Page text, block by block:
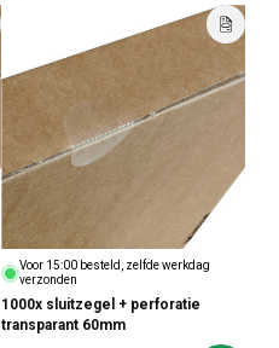
Voor 15:00 besteld, zelfde werkdag
verzonden
1000x sluitzegel + perforatie
transparant 60mm